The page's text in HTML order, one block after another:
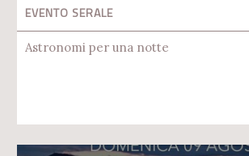
EVENTO SERALE
Astronomi per una notte